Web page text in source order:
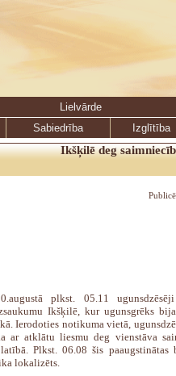
Lielvārde
Sabiedrība
Izglītība
Ikšķilē deg
plkst. 05.11
Ikšķilē, kur ugunsgrēks
Ierodoties notikuma vietā,
ar atklātu liesmu deg vienstāva
Plkst. 06.08 šis paaugstinātas
lokalizēts.